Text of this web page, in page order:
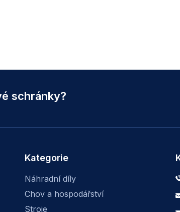
schránky?
Kategorie
Náhradní díly
Chov a hospodářství
Stroje